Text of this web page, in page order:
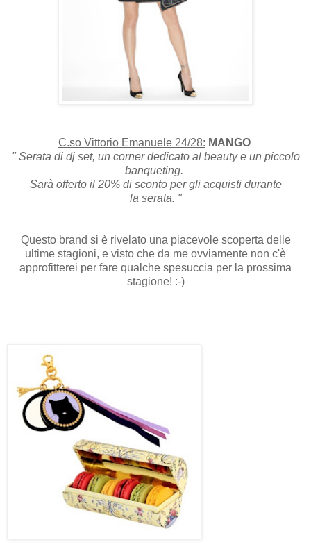
C.so Vittorio Emanuele 24/28: MANGO
" Serata di dj set, un corner dedicato al beauty e un piccolo
banqueting.
Sarà offerto il 20% di sconto per gli acquisti durante
la serata. "
Questo brand si è rivelato una piacevole scoperta delle
ultime stagioni, e visto che da me ovviamente non c'è
approfitterei per fare qualche spesuccia per la prossima
stagione! :-)